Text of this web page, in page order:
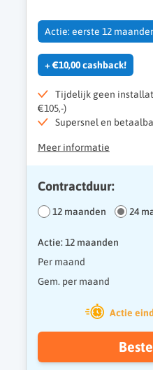
Actie: eerste 12
+ €10,00 cashback!
Tijdelijk geen
€105,-)
Supersnel en
Meer informatie
Contractduur:
12 maanden 24
Actie: 12 maanden
Per maand
Gem. per maand
Actie